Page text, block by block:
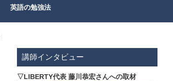
英語の勉強法
講師インタビュー
▽LIBERTY代表 藤川恭宏さんへの取材